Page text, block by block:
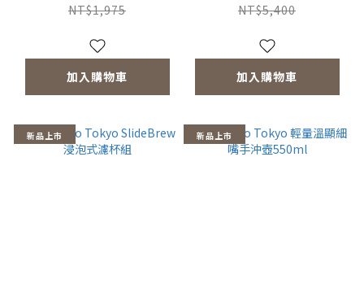
NT$1,975
加入購物車
NT$5,400
加入購物車
新品上市 新品上市